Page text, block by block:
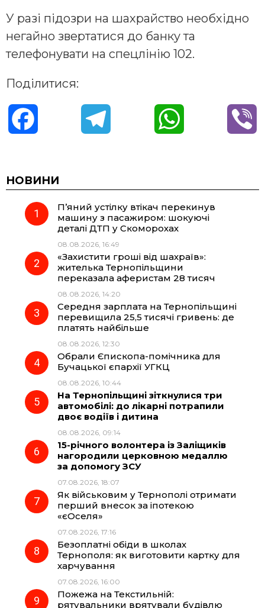
У разі підозри на шахрайство необхідно
негайно звертатися до банку та
телефонувати на спецлінію 102.
Поділитися:
c
e
o
k
e
r
a
m
t
НОВИНИ
П’яний устілку втікач перекинув
машину з пасажиром: шокуючі
деталі ДТП у Скоморохах
08.08.2026, 16:49
«Захистити гроші від шахраїв»:
жителька Тернопільщини
переказала аферистам 28 тисяч
08.08.2026, 14:20
Середня зарплата на Тернопільщині
перевищила 25,5 тисячі гривень: де
платять найбільше
08.08.2026, 12:30
Обрали Єпископа-помічника для
Бучацької єпархії УГКЦ
08.08.2026, 10:44
На Тернопільщині зіткнулися три
автомобілі: до лікарні потрапили
двоє водіїв і дитина
08.08.2026, 09:14
15-річного волонтера із Заліщиків
нагородили церковною медаллю
за допомогу ЗСУ
07.08.2026, 18:07
Як військовим у Тернополі отримати
перший внесок за іпотекою
«єОселя»
07.08.2026, 17:16
Безоплатні обіди в школах
Тернополя: як виготовити картку для
харчування
07.08.2026, 16:00
Пожежа на Текстильній:
рятувальники врятували будівлю